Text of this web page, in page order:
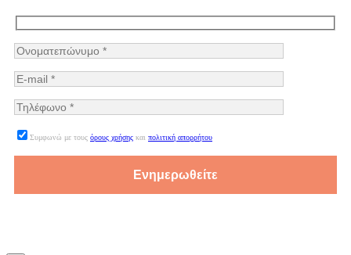
Συμφωνώ με τους όρους χρήσης και πολιτική απορρήτου